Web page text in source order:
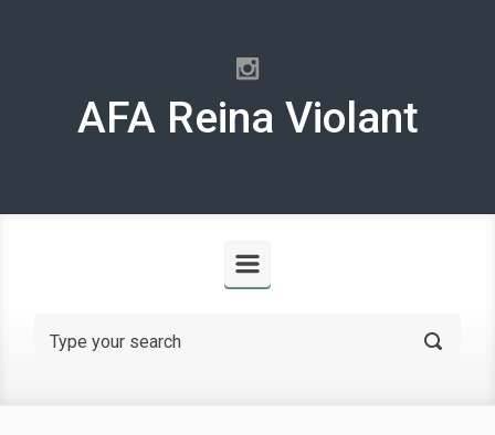
AFA Reina Violant